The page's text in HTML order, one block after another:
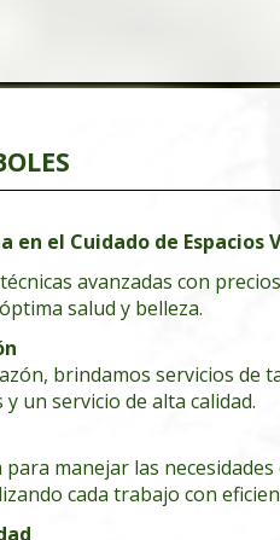
el Cuidado de Espacios
avanzadas con
salud y belleza.
brindamos servicios de
un servicio de alta calidad.
manejar las necesidades
cada trabajo con